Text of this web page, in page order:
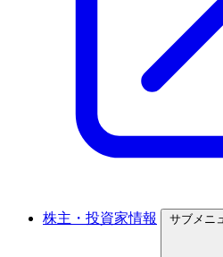
株主・投資家情報 サブメニ